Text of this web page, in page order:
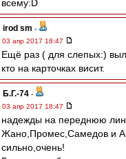
всему:D
irod sm -
03 апр 2017 18:47
Ещё раз ( для слепых:)
кто на карточках висит.
Б.Г.-74 -
03 апр 2017 18:47
надежды на переднюю
Жано,Промес,Самедов и
сильно,очень!